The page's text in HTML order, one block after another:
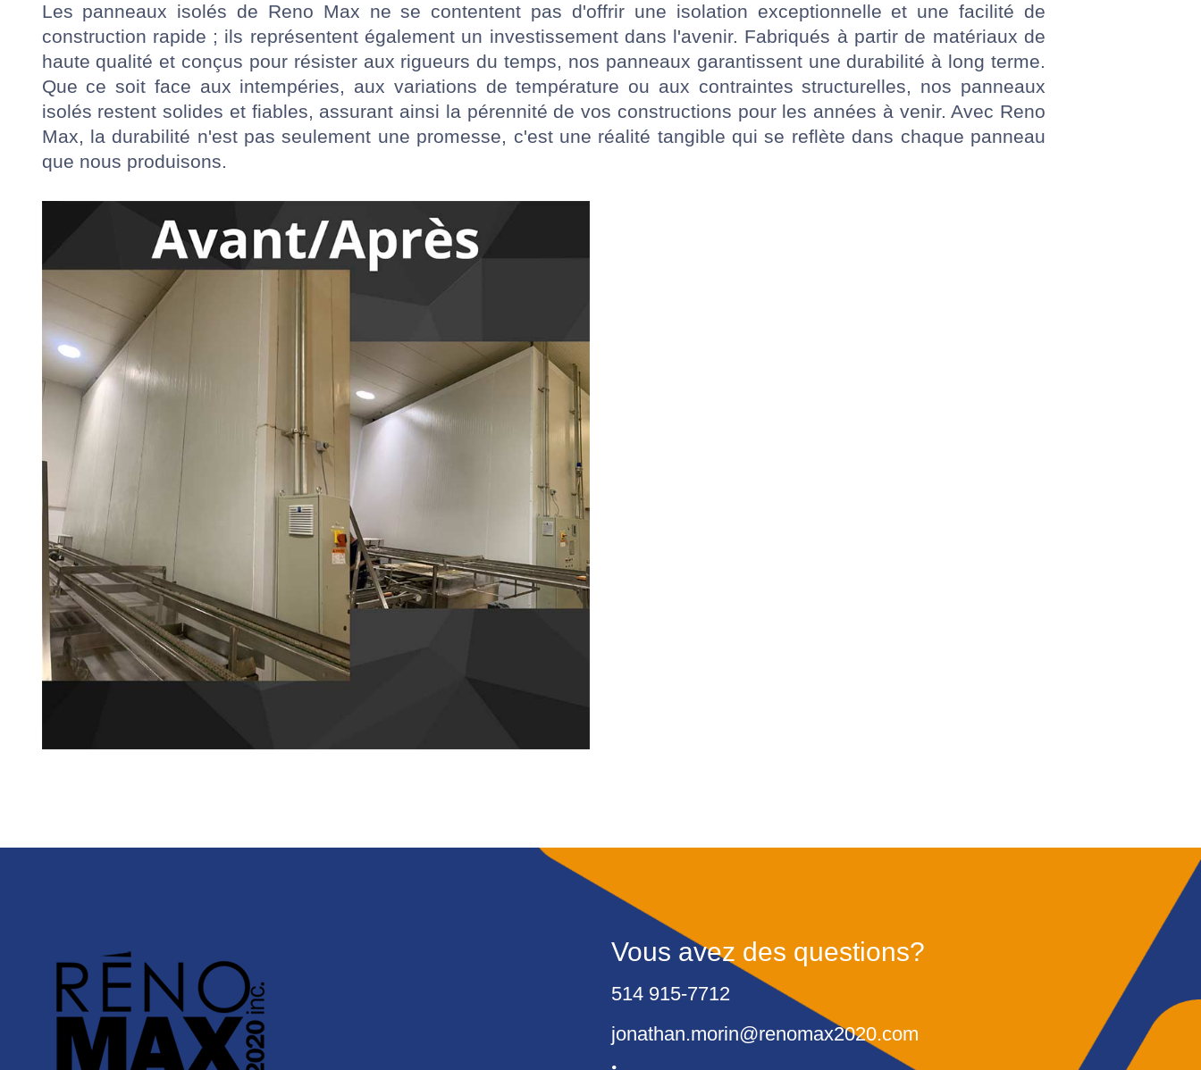
Les panneaux isolés de Reno Max ne se contentent pas d'offrir une isolation exceptionnelle et une facilité de
construction rapide ; ils représentent également un investissement dans l'avenir. Fabriqués à partir de matériaux de
haute qualité et conçus pour résister aux rigueurs du temps, nos panneaux garantissent une durabilité à long terme.
Que ce soit face aux intempéries, aux variations de température ou aux contraintes structurelles, nos panneaux
isolés restent solides et fiables, assurant ainsi la pérennité de vos constructions pour les années à venir. Avec Reno
Max, la durabilité n'est pas seulement une promesse, c'est une réalité tangible qui se reflète dans chaque panneau
que nous produisons.
Vous avez des questions?
514 915-7712
jonathan.morin@renomax2020.com